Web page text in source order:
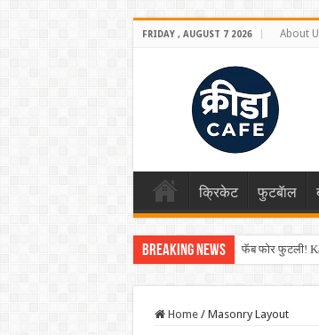
FRIDAY , AUGUST 7 2026 About
क्रिकेट फुटबॅाल
Breaking News फॅब फोर फुटली!
Home / Masonry Layout